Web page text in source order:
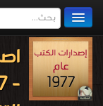
مكتبة الكتب
المكتبات
يُقرأ حالياً